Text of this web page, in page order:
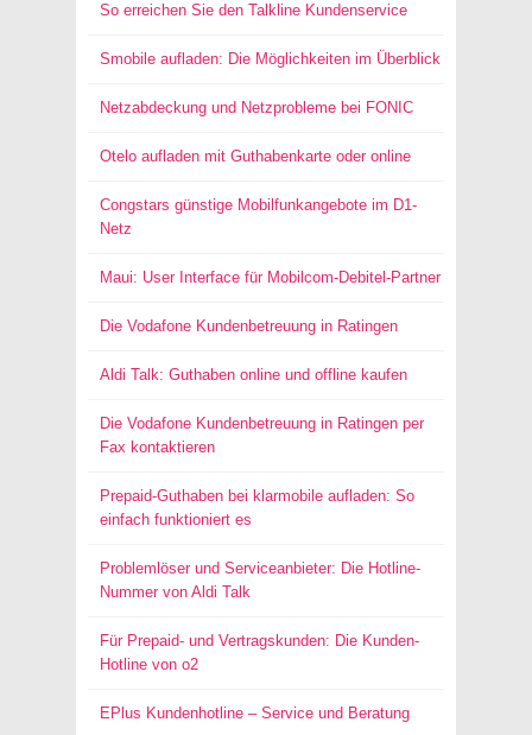
So erreichen Sie den Talkline Kundenservice
Smobile aufladen: Die Möglichkeiten im Überblick
Netzabdeckung und Netzprobleme bei FONIC
Otelo aufladen mit Guthabenkarte oder online
Congstars günstige Mobilfunkangebote im D1-
Netz
Maui: User Interface für Mobilcom-Debitel-Partner
Die Vodafone Kundenbetreuung in Ratingen
Aldi Talk: Guthaben online und offline kaufen
Die Vodafone Kundenbetreuung in Ratingen per
Fax kontaktieren
Prepaid-Guthaben bei klarmobile aufladen: So
einfach funktioniert es
Problemlöser und Serviceanbieter: Die Hotline-
Nummer von Aldi Talk
Für Prepaid- und Vertragskunden: Die Kunden-
Hotline von o2
EPlus Kundenhotline – Service und Beratung